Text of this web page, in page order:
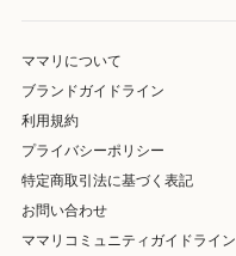
ママリについて
ブランドガイドライン
利用規約
プライバシーポリシー
特定商取引法に基づく表記
お問い合わせ
ママリコミュニティガイドライン